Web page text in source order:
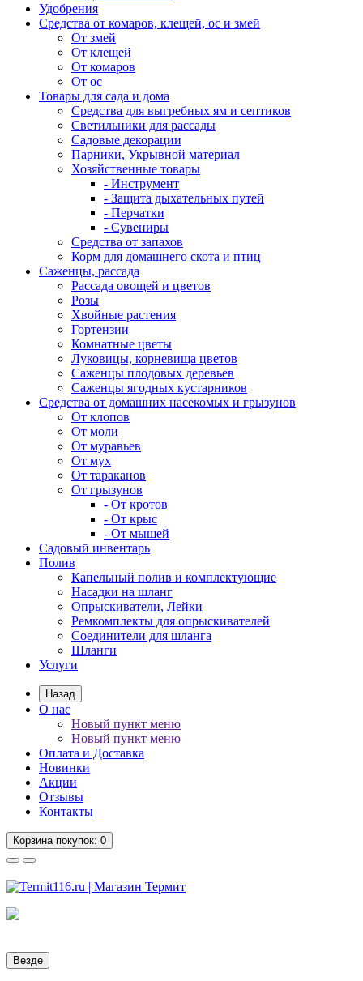
Удобрения
Средства от комаров, клещей, ос и змей
От змей
От клещей
От комаров
От ос
Товары для сада и дома
Средства для выгребных ям и септиков
Светильники для рассады
Садовые декорации
Парники, Укрывной материал
Хозяйственные товары
- Инструмент
- Защита дыхательных путей
- Перчатки
- Сувениры
Средства от запахов
Корм для домашнего скота и птиц
Саженцы, рассада
Рассада овощей и цветов
Розы
Хвойные растения
Гортензии
Комнатные цветы
Луковицы, корневища цветов
Саженцы плодовых деревьев
Саженцы ягодных кустарников
Средства от домашних насекомых и грызунов
От клопов
От моли
От муравьев
От мух
От тараканов
От грызунов
- От кротов
- От крыс
- От мышей
Садовый инвентарь
Полив
Капельный полив и комплектующие
Насадки на шланг
Опрыскиватели, Лейки
Ремкомплекты для опрыскивателей
Соединители для шланга
Шланги
Услуги
Назад
О нас
Новый пункт меню
Новый пункт меню
Оплата и Доставка
Новинки
Акции
Отзывы
Контакты
Корзинапокупок: 0
Везде